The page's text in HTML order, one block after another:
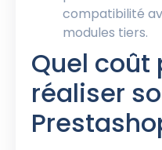
compatibilité
modules tiers.
Quel coût
réaliser